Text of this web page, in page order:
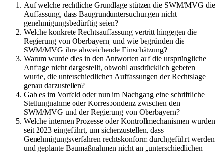
Auf welche rechtliche Grundlage stützen die SWM/MVG die
Auffassung, dass Baugrunduntersuchungen nicht
genehmigungsbedürftig seien?
Welche konkrete Rechtsauffassung vertritt hingegen die
Regierung von Oberbayern, und wie begründen die
SWM/MVG ihre abweichende Einschätzung?
Warum wurde dies in den Antworten auf die ursprüngliche
Anfrage nicht dargestellt, obwohl ausdrücklich gebeten
wurde, die unterschiedlichen Auffassungen der Rechtslage
genau darzustellen?
Gab es im Vorfeld oder nun im Nachgang eine schriftliche
Stellungnahme oder Korrespondenz zwischen den
SWM/MVG und der Regierung von Oberbayern?
Welche internen Prozesse oder Kontrollmechanismen wurden
seit 2023 eingeführt, um sicherzustellen, dass
Genehmigungsverfahren rechtskonform durchgeführt werden
und geplante Baumaßnahmen nicht an „unterschiedlichen